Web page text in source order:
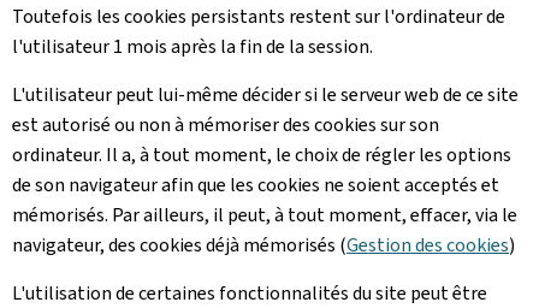
Toutefois les cookies persistants restent sur l'ordinateur de
l'utilisateur 1 mois après la fin de la session.
L'utilisateur peut lui-même décider si le serveur web de ce site
est autorisé ou non à mémoriser des cookies sur son
ordinateur. Il a, à tout moment, le choix de régler les options
de son navigateur afin que les cookies ne soient acceptés et
mémorisés. Par ailleurs, il peut, à tout moment, effacer, via le
navigateur, des cookies déjà mémorisés (Gestion des cookies)
L'utilisation de certaines fonctionnalités du site peut être